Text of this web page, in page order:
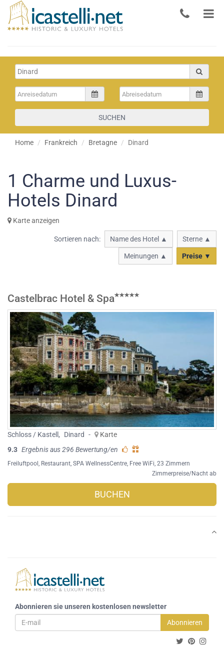
SUCHEN
Home Frankreich Bretagne Dinard
1 Charme und Luxus-
Hotels Dinard
Karte anzeigen
Sortieren nach: Name des Hotel ▲ Sterne ▲
Meinungen ▲ Preise ▼
Castelbrac Hotel & Spa
Schloss / Kastell , Dinard -
Karte
9.3 Ergebnis aus 296 Bewertung/en
Freiluftpool Restaurant SPA WellnessCentre Free WiFi , 23 Zimmern
Zimmerpreise/Nacht ab
BUCHEN
Abonnieren sie unseren kostenlosen newsletter
Abonnieren